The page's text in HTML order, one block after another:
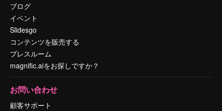
ブログ
イベント
Slidesgo
コンテンツを販売する
プレスルーム
magnific.aiをお探しですか？
お問い合わせ
顧客サポート